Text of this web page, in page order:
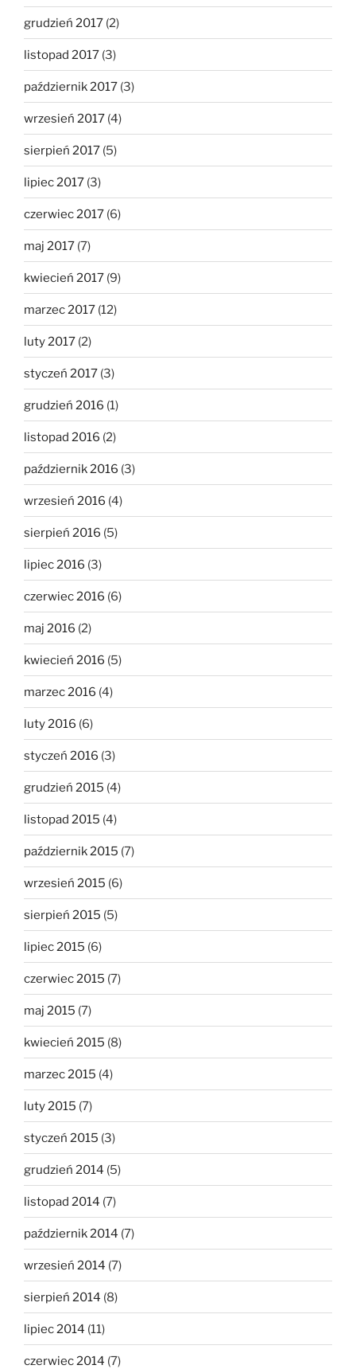
grudzień 2017 (2)
listopad 2017 (3)
październik 2017 (3)
wrzesień 2017 (4)
sierpień 2017 (5)
lipiec 2017 (3)
czerwiec 2017 (6)
maj 2017 (7)
kwiecień 2017 (9)
marzec 2017 (12)
luty 2017 (2)
styczeń 2017 (3)
grudzień 2016 (1)
listopad 2016 (2)
październik 2016 (3)
wrzesień 2016 (4)
sierpień 2016 (5)
lipiec 2016 (3)
czerwiec 2016 (6)
maj 2016 (2)
kwiecień 2016 (5)
marzec 2016 (4)
luty 2016 (6)
styczeń 2016 (3)
grudzień 2015 (4)
listopad 2015 (4)
październik 2015 (7)
wrzesień 2015 (6)
sierpień 2015 (5)
lipiec 2015 (6)
czerwiec 2015 (7)
maj 2015 (7)
kwiecień 2015 (8)
marzec 2015 (4)
luty 2015 (7)
styczeń 2015 (3)
grudzień 2014 (5)
listopad 2014 (7)
październik 2014 (7)
wrzesień 2014 (7)
sierpień 2014 (8)
lipiec 2014 (11)
czerwiec 2014 (7)